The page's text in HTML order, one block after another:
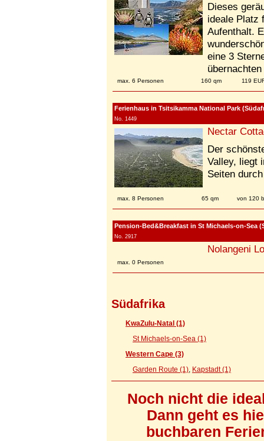
Dieses
ideale Platz
Aufenthalt.
eine 3
max. 6 Personen 160 qm 119
Ferienhaus in Tsitsikamma National Park
No. 1449
Nectar
Der
Valley, liegt
Seiten
max. 8 Personen 65 qm von 120
Pension-Bed&Breakfast in St Michaels-on-Sea
No. 2917
Nolangeni
max. 0 Personen
Südafrika
KwaZulu-Natal (1)
St Michaels-on-Sea (1)
Western Cape (3)
Garden Route (1), Kapstadt (1)
Noch nicht die
Dann geht es
buchbaren